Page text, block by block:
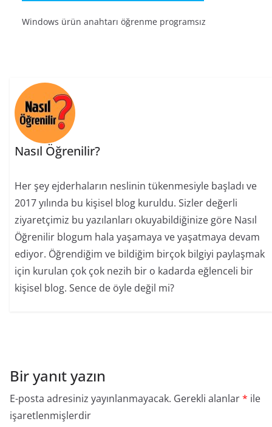
Windows ürün anahtarı öğrenme programsız
Nasıl Öğrenilir?
Her şey ejderhaların neslinin tükenmesiyle başladı ve
2017 yılında bu kişisel blog kuruldu. Sizler değerli
ziyaretçimiz bu yazılanları okuyabildiğinize göre Nasıl
Öğrenilir blogum hala yaşamaya ve yaşatmaya devam
ediyor. Öğrendiğim ve bildiğim birçok bilgiyi paylaşmak
için kurulan çok çok nezih bir o kadarda eğlenceli bir
kişisel blog. Sence de öyle değil mi?
Bir yanıt yazın
E-posta adresiniz yayınlanmayacak. Gerekli alanlar* ile
işaretlenmişlerdir